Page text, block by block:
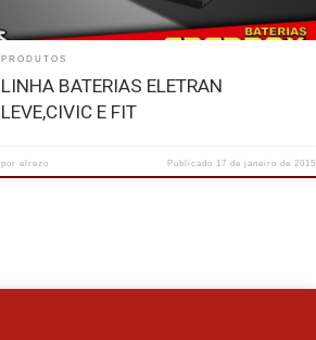
PRODUTOS
LINHA BATERIAS ELETRAN
LEVE,CIVIC E FIT
porelrezo Publicado 17 de janeiro de 2015